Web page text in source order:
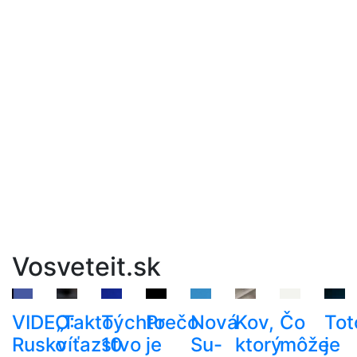
Vosveteit.sk
VIDEO:
Rusko
„Takto
víťazstvo
Týchto
10
Prečo
je
Nová
Su-
Kov,
ktorý
Čo
môžeje